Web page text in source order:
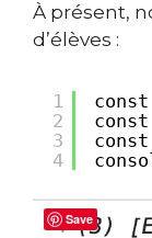
À présent,
d’élèves :
1
2
3
4
Save